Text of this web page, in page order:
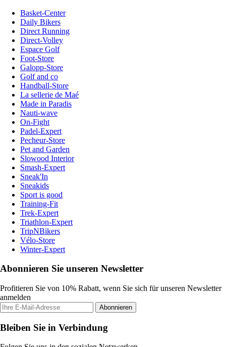
Basket-Center
Daily Bikers
Direct Running
Direct-Volley
Espace Golf
Foot-Store
Galopp-Store
Golf and co
Handball-Store
La sellerie de Maé
Made in Paradis
Nauti-wave
On-Fight
Padel-Expert
Pecheur-Store
Pet and Garden
Slowood Interior
Smash-Expert
Sneak'In
Sneakids
Sport is good
Training-Fit
Trek-Expert
Triathlon-Expert
TripNBikers
Vélo-Store
Winter-Expert
Abonnieren Sie unseren Newsletter
Profitieren Sie von 10% Rabatt, wenn Sie sich für unseren Newsletter
anmelden
Abonnieren
Bleiben Sie in Verbindung